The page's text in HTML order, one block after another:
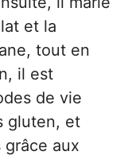
et la
tout en
il est
de vie
gluten, et
aux